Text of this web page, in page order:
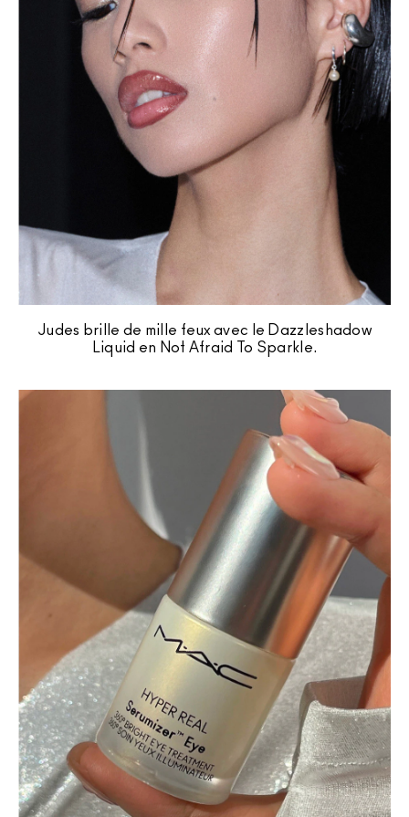
Judes brille de mille feux avec le Dazzleshadow
Liquid en Not Afraid To Sparkle.